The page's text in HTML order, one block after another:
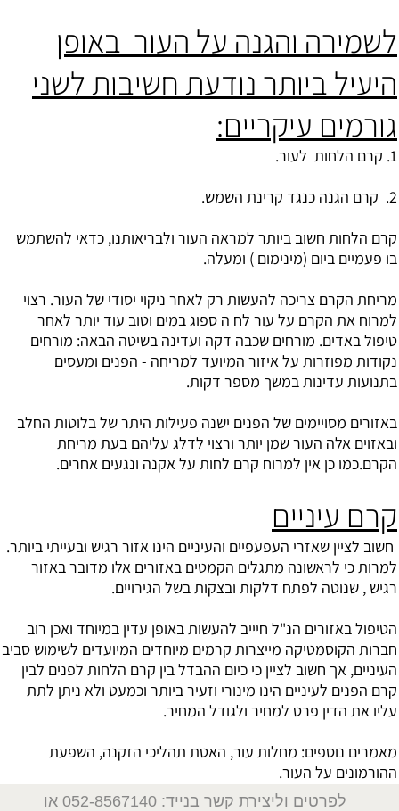
לשמירה והגנה על העור באופן
היעיל ביותר נודעת חשיבות לשני
גורמים עיקריים:
1. קרם הלחות לעור.
2. קרם הגנה כנגד קרינת השמש.
קרם הלחות חשוב ביותר למראה העור ולבריאותנו, כדאי להשתמש
בו פעמיים ביום (מינימום ) ומעלה.
מריחת הקרם צריכה להעשות רק לאחר ניקוי יסודי של העור. רצוי
למרוח את הקרם על עור לח ה ספוג במים וטוב עוד יותר לאחר
טיפול באדים. מורחים שכבה דקה ועדינה בשיטה הבאה: מורחים
נקודות מפוזרות על איזור המיועד למריחה - הפנים ומעסים
בתנועות עדינות במשך מספר דקות.
באזורים מסויימים של הפנים ישנה פעילות היתר של בלוטות החלב
ובאזוים אלה העור שמן יותר ורצוי לדלג עליהם בעת מריחת
הקרם.כמו כן אין למרוח קרם לחות על אקנה ונגעים אחרים.
קרם עיניים
חשוב לציין שאזרי העפעפיים והעיניים הינו אזור רגיש ובעייתי ביותר.
למרות כי לראשונה מתגלים הקמטים באזורים אלו מדובר באזור
רגיש , שנוטה לפתח דלקות ובצקות בשל הגירויים.
הטיפול באזורים הנ"ל חיייב להעשות באופן עדין במיוחד ואכן רוב
חברות הקוסמטיקה מייצרות קרמים מיוחדים המיועדים לשימוש סביב
העיניים, אך חשוב לציין כי כיום ההבדל בין קרם הלחות לפנים לבין
קרם הפנים לעיניים הינו מינורי וזעיר ביותר וכמעט ולא ניתן לתת
עליו את הדין פרט למחיר ולגודל המחיר.
מאמרים נוספים: מחלות עור, האטת תהליכי הזקנה, השפעת
ההורמונים על העור.
לפרטים וליצירת קשר בנייד: 052-8567140
או